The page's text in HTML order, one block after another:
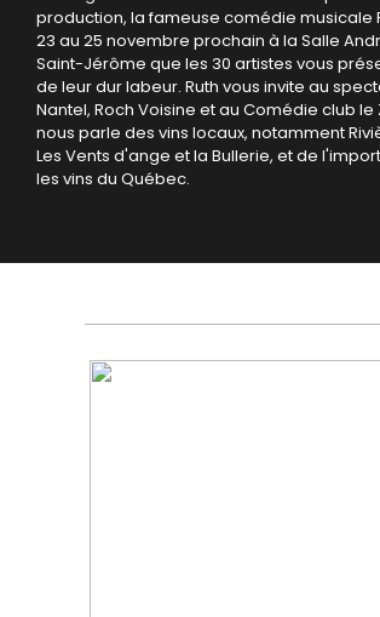
production, la fameuse comédie musicale
23 au 25 novembre prochain à la Salle
Saint-Jérôme que les 30 artistes vous
de leur dur labeur. Ruth vous invite au
Nantel, Roch Voisine et au Comédie club le
nous parle des vins locaux, notamment
Les Vents d'ange et la Bullerie, et de
les vins du Québec.